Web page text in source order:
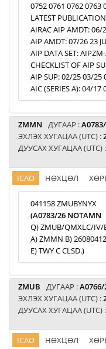
0752 0761 0762 0763
LATEST
AIRAC AIP AMDT: 06/
AIP AMDT: 07/26 23
AIP DATA SET:
CHECKLIST OF AIP
AIP SUP: 02/25 03/25
AIC (SERIES A): 04/
ZMMN ДУГААР :
ЭХЛЭХ ХУГАЦАА (UTC) :
ДУУСАХ ХУГАЦАА (UTC) :
ICAO НӨХЦӨЛ
041158 ZMUBYNYX
(A0783/26 NOTAMN
Q) ZMUB/QMXLC/
A) ZMMN B)
E) TWY C CLSD.)
ZMUB ДУГААР :A0766/
ЭХЛЭХ ХУГАЦАА (UTC) :
ДУУСАХ ХУГАЦАА (UTC) :
ICAO НӨХЦӨЛ